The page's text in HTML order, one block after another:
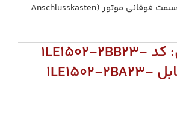
در قسمت فوقانی موتور (Anschlusskasten
تفاوت کلیدی: کد 1LE1502-2BB23-
4AA4 در مقابل 1LE1502-2BA23-